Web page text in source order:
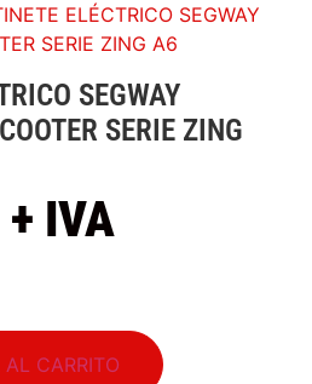
ELÉCTRICO SEGWAY
SERIE ZING A6
SEGWAY
SERIE ZING
+ IVA
CARRITO